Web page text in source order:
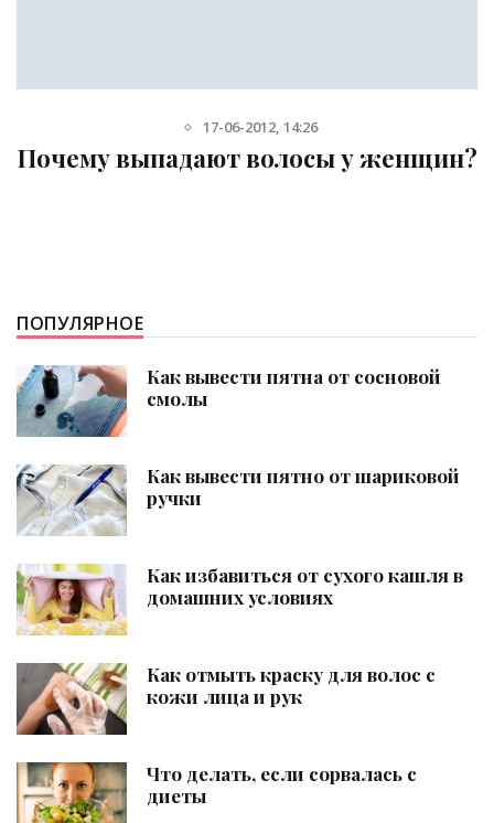
30-04-2019, 20:40
Почему выпадают волосы:
ПОПУЛЯРНОЕ
Как вывести пятна от сосновой
смолы
Как вывести пятно от шариковой
ручки
Как избавиться от сухого кашля в
домашних условиях
Как отмыть краску для волос с
кожи лица и рук
Что делать, если сорвалась с
диеты